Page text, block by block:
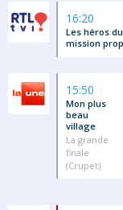
16:20
Les héros
mission
15:50
Mon plus
beau
village
La grande
finale
(Crupet)